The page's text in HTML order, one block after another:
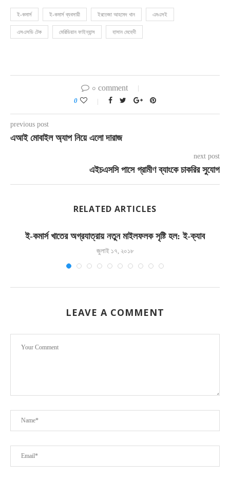
ই-কমার্স ই-কমার্স ব্যবসায়ী ইরতেজা আহমেদ খান এমএসই
এসএসডি টেক মেরিডিয়ান ফাইন্যান্স হাসান মেহেদী
০ comment
0
previous post
এআই মোবাইল অ্যাপ নিয়ে এলো দারাজ
next post
এইচএসসি পাসে গ্রামীণ ব্যাংকে চাকরির সুযোগ
RELATED ARTICLES
ই-কমার্স খাতের অগ্রযাত্রায় নতুন মাইলফলক সৃষ্টি হল: ই-ক্যাব
জুলাই ১৭, ২০১৮
LEAVE A COMMENT